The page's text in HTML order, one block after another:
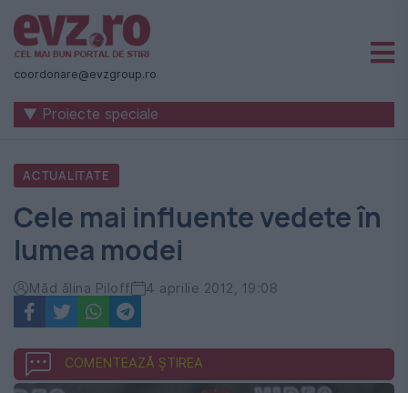
Știri
naționale
internaționale
România
-
Evenimentul
Zilei
coordonare@evzgroup.ro
▼ Proiecte speciale
ACTUALITATE
Cele mai influente vedete în
lumea modei
Măd ălina Piloff 4 aprilie 2012, 19:08
COMENTEAZĂ ȘTIREA